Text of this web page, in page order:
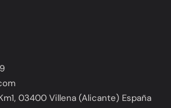
03400 Villena (Alicante) España